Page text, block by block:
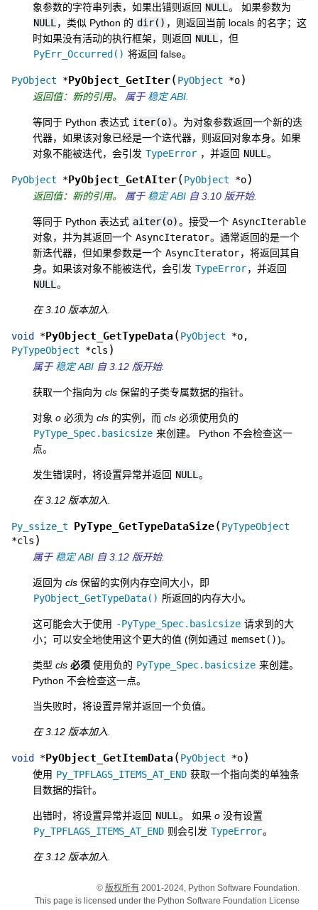
象参数的字符串列表，如果出错则返回 NULL 。 如果参数为
NULL ，类似 Python 的 dir() ，则返回当前 locals 的名字；这
时如果没有活动的执行框架，则返回 NULL ，但
PyErr_Occurred() 将返回 false。
PyObject *PyObject_GetIter(PyObject *o)
返回值：新的引用。 属于 稳定 ABI
等同于 Python 表达式 iter(o)。为对象参数返回一个新的迭
代器，如果该对象已经是一个迭代器，则返回对象本身。如果
对象不能被迭代，会引发 TypeError ，并返回 NULL 。
PyObject *PyObject_GetAIter(PyObject *o)
返回值：新的引用。 属于 稳定 ABI 自 3.10 版开始.
等同于 Python 表达式 aiter(o)。接受一个 AsyncIterable
对象，并为其返回一个 AsyncIterator。通常返回的是一个
新迭代器，但如果参数是一个 AsyncIterator，将返回其自
身。如果该对象不能被迭代，会引发 TypeError，并返回
NULL 。
在 3.10 版本加入.
void *PyObject_GetTypeData(PyObject *o,
PyTypeObject
*cls )
属于 稳定 ABI 自 3.12 版开始.
获取一个指向为 cls 保留的子类专属数据的指针。
对象 o 必须为 cls 的实例，而 cls 必须使用负的
PyType_Spec.basicsize 来创建。 Python 不会检查这一
点。
发生错误时，将设置异常并返回 NULL 。
在 3.12 版本加入.
Py_ssize_t PyType_GetTypeDataSize(PyTypeObject
*cls )
属于 稳定 ABI 自 3.12 版开始.
返回为 cls 保留的实例内存空间大小，即
PyObject_GetTypeData() 所返回的内存大小。
这可能会大于使用 -PyType_Spec.basicsize 请求到的大
小；可以安全地使用这个更大的值 (例如通过 memset())。
类型 cls 必须 使用负的 PyType_Spec.basicsize 来创建。
Python 不会检查这一点。
当失败时，将设置异常并返回一个负值。
在 3.12 版本加入.
void *PyObject_GetItemData(PyObject *o)
使用 Py_TPFLAGS_ITEMS_AT_END 获取一个指向类的单独条
目数据的指针。
出错时，将设置异常并返回 NULL 。 如果 o 没有设置
Py_TPFLAGS_ITEMS_AT_END 则会引发 TypeError。
在 3.12 版本加入.
© 版权所有 2001-2024, Python Software Foundation.
This page is licensed under the Python Software Foundation License